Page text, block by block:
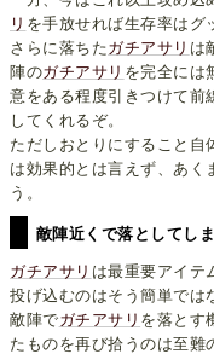
リ を手放せれば生存率はグ
さらに落ちたガチアサリ は
陣のガチアサリ を完全には
意をある程度引きつけて前
してくれるぞ。
ただしおとりにすること自
は効果的とは言えず、あく
う。
敵陣近くで落としてし
ガチアサリ は最重要アイテ
投げ込むのはそう簡単では
敵陣でガチアサリ を落とす
たものを再び拾うのは至難